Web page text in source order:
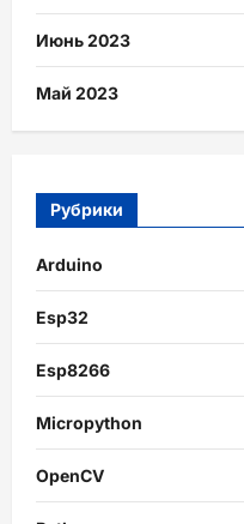
Июнь 2023
Май 2023
Рубрики
Arduino
Esp32
Esp8266
Micropython
OpenCV